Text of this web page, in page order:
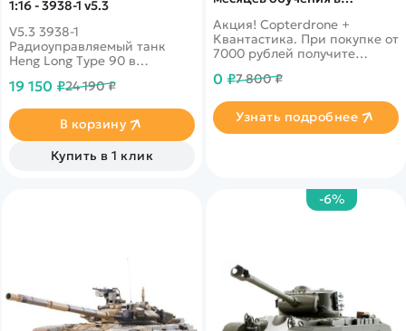
Акция! Copterdrone +
Квантастика. При покупке от
7000 рублей получите
нашего партнера
0 ₽7 800 ₽
Узнать подробнее
1:16 - 3938-1 v5.3
V5.3 3938-1
Радиоуправляемый танк
Heng Long Type 90 в
точной копией одноименной
19 150 ₽24 190 ₽
В корзину
Купить в 1 клик
-6%